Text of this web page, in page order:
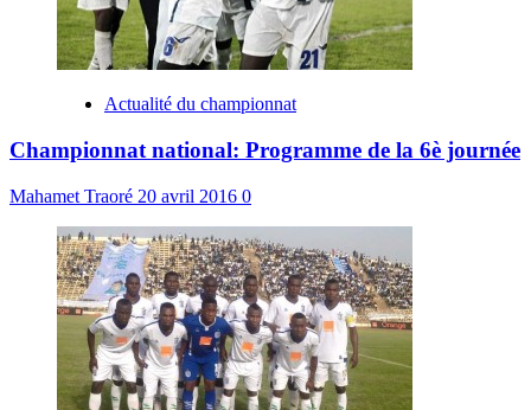
Actualité du championnat
Championnat national: Programme de la 6è journée
Mahamet Traoré 20 avril 2016 0